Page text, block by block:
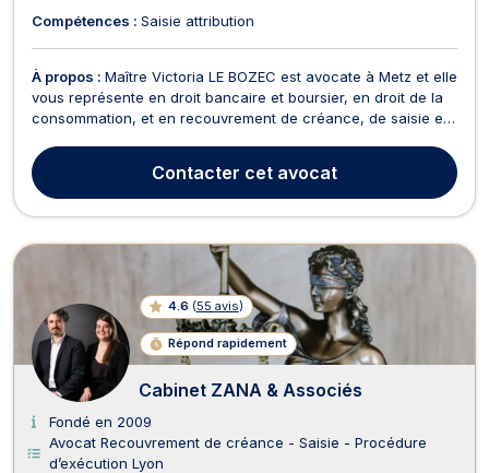
Compétences : Saisie attribution
À propos : Maître Victoria LE BOZEC est avocate à Metz et elle
vous représente en droit bancaire et boursier, en droit de la
consommation, et en recouvrement de créance, de saisie et
Maître Victoria LE BOZEC traite toutes les problématiques
liées à la saisie sur compte bancair...
Contacter cet avocat
4.6 (55 avis)
Répond rapidement
Cabinet ZANA & Associés
Fondé en 2009
Avocat Recouvrement de créance - Saisie - Procédure
d’exécution Lyon